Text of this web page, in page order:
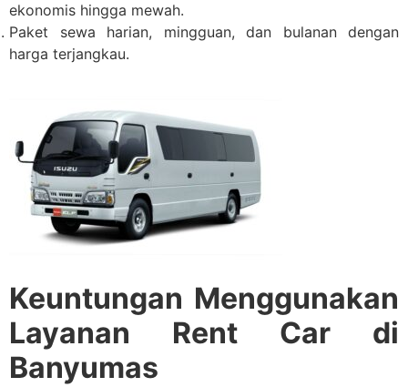
ekonomis hingga mewah.
Paket sewa harian, mingguan, dan bulanan dengan
harga terjangkau.
Keuntungan Menggunakan
Layanan Rent Car di
Banyumas